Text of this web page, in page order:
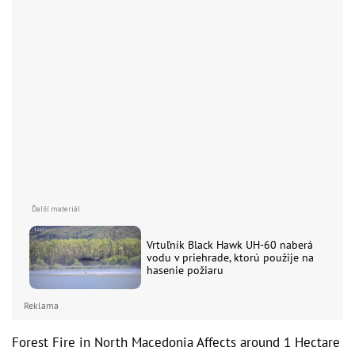
Vrtuľník Black Hawk UH-60 naberá
vodu v priehrade, ktorú použije na
hasenie požiaru
Reklama
Forest Fire in North Macedonia Affects around 1 Hectare